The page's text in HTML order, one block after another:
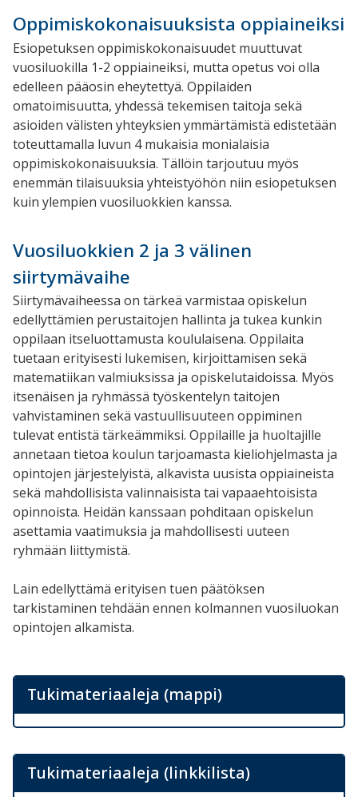
Oppimiskokonaisuuksista oppiaineiksi
Esiopetuksen oppimiskokonaisuudet muuttuvat
vuosiluokilla 1-2 oppiaineiksi, mutta opetus voi olla
edelleen pääosin eheytettyä. Oppilaiden
omatoimisuutta, yhdessä tekemisen taitoja sekä
asioiden välisten yhteyksien ymmärtämistä edistetään
toteuttamalla luvun 4 mukaisia monialaisia
oppimiskokonaisuuksia. Tällöin tarjoutuu myös
enemmän tilaisuuksia yhteistyöhön niin esiopetuksen
kuin ylempien vuosiluokkien kanssa.
Vuosiluokkien 2 ja 3 välinen
siirtymävaihe
Siirtymävaiheessa on tärkeä varmistaa opiskelun
edellyttämien perustaitojen hallinta ja tukea kunkin
oppilaan itseluottamusta koululaisena. Oppilaita
tuetaan erityisesti lukemisen, kirjoittamisen sekä
matematiikan valmiuksissa ja opiskelutaidoissa. Myös
itsenäisen ja ryhmässä työskentelyn taitojen
vahvistaminen sekä vastuullisuuteen oppiminen
tulevat entistä tärkeämmiksi. Oppilaille ja huoltajille
annetaan tietoa koulun tarjoamasta kieliohjelmasta ja
opintojen järjestelyistä, alkavista uusista oppiaineista
sekä mahdollisista valinnaisista tai vapaaehtoisista
opinnoista. Heidän kanssaan pohditaan opiskelun
asettamia vaatimuksia ja mahdollisesti uuteen
ryhmään liittymistä.
Lain edellyttämä erityisen tuen päätöksen
tarkistaminen tehdään ennen kolmannen vuosiluokan
opintojen alkamista.
Tukimateriaaleja (mappi)
Tukimateriaaleja (linkkilista)